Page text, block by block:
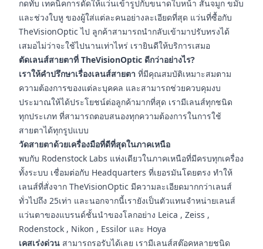
กดทับ เทคนิคการดัดให้แว่นเข้ารูปกับขนาดใบหน้า สันจมูก ขมับ
และช่วงใบหู ของผู้ใส่แต่ละคนอย่างละเอียดที่สุด แว่นที่ซื้อกับ
TheVisionOptic ไป ลูกค้าสามารถนำกลับเข้ามาปรับทรงได้
เสมอไม่ว่าจะใช้ไปนานเท่าไหร่ เรายินดีให้บริการเสมอ
ตัดเลนส์สายตาที่ TheVisionOptic ดีกว่าอย่างไร?
เราให้คำปรึกษาเรื่องเลนส์สายตา ที่มีคุณสมบัติเหมาะสมตาม
ความต้องการของแต่ละบุคคล และสามารถช่วยควบคุมงบ
ประมาณให้ได้ประโยชน์ต่อลูกค้ามากที่สุด เรามีเลนส์ทุกชนิด
ทุกประเภท ที่สามารถตอบสนองทุกความต้องการในการใช้
สายตาได้ทุกรูปแบบ
วัดสายตาด้วยเครื่องมือที่ดีที่สุดในภาคเหนือ
พบกับ Rodenstock Labs แห่งเดียวในภาคเหนือที่มีครบทุกเครื่อง
ทั้งระบบ เชื่อมต่อกับ Headquarters ที่เยอรมันโดยตรง ทำให้
เลนส์ที่สั่งจาก TheVisionOptic มีความละเอียดมากกว่าเลนส์
ทั่วไปถึง 25เท่า และนอกจากนี้เรายังเป็นตัวแทนจำหน่ายเลนส์
แว่นตาของแบรนด์ชั้นนำของโลกอย่าง Leica , Zeiss ,
Rodenstock , Nikon , Essilor และ Hoya
เคสเร่งด่วน สามารถรอรับได้เลย เรามีเลนส์สต๊อคหลายชนิด